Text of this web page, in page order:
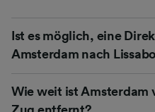
Ist es möglich, eine
Amsterdam nach
Wie weit ist Amsterdam